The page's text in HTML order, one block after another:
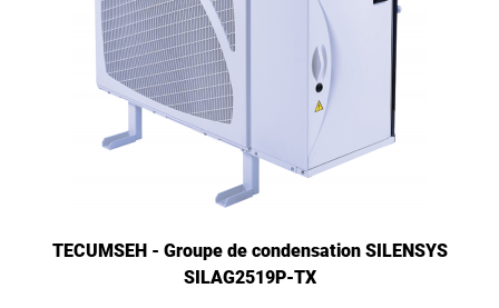
TECUMSEH - Groupe de condensation SILENSYS
SILAG2519P-TX